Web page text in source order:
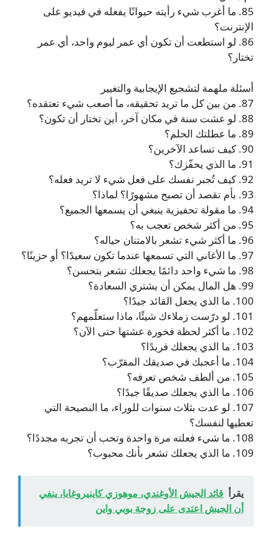
85. ما أغرب شيء رأيته حيوانًا يفعله في فيديو على
الإنترنت؟
86. لو استطعت أن تكون أي عمر ليوم واحد، أي عمر
تختار؟
أسئلة ملهمة لتشجيع الإيجابية والتغيير
87. من بين كل ما تريد تحقيقه، ما أصعب شيء تعتقده؟
88. لو عشت سنة في مكان آخر، أين تختار أن تكون؟
89. ما عطلتك الحلم؟
90. كيف تساعد الآخرين؟
91. ما الذي يحفّزك؟
92. كيف تُجبر نفسك على فعل شيء لا تريد فعله؟
93. بأم تقصد أن تصبح مشهورًا؟ لماذا؟
94. ما مقولة تحفيزية ينبغي أن يسمعها الجميع؟
95. من أكثر شخص تعجب به؟
96. ما أكثر شيء تشعر بالامتنان حياله؟
97. ما الأغاني التي تسمعها عندما تكون سعيدًا؟ أو حزينًا؟
98. ما شيء واحد دائمًا يجعلك تشعر بتحسن؟
99. هل المال يمكن أن يشتري السعادة؟
100. ما الذي يجعل القائد جيدًا؟
101. لو درّست زملاءك شيئًا، ماذا ستعلّمهم؟
102. ما أكثر لحظة فخورة عشتها حتى الآن؟
103. ما الذي يجعلك فريدًا؟
104. ما أعجبك في صديقك المقرّب؟
105. من ألطف شخص تعرفه؟
106. ما الذي يجعلك صديقًا جيدًا؟
107. لو عدت بثلاث سنوات للوراء، ما النصيحة التي
تعطيها لنفسك؟
108. ما شيء فعلته مرة واحدة وتحب أن تجربه مجددًا؟
109. ما الذي يجعلك تشعر بأنك محبوب؟
يقرأ قائد الجيش الأوغندي، موهوزي كاينيروغابا، ينفي
أن الجيش اعتدى على زوجة بوبي واين